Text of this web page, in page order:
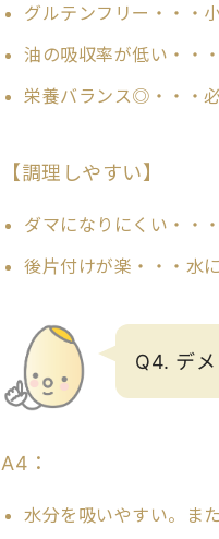
グルテンフリー・・・
油の吸収率が低い・・
栄養バランス◎・・・
【調理しやすい】
ダマになりにくい・・
後片付けが楽・・・水
Q4. デ
A4：
水分を吸いやすい。ま